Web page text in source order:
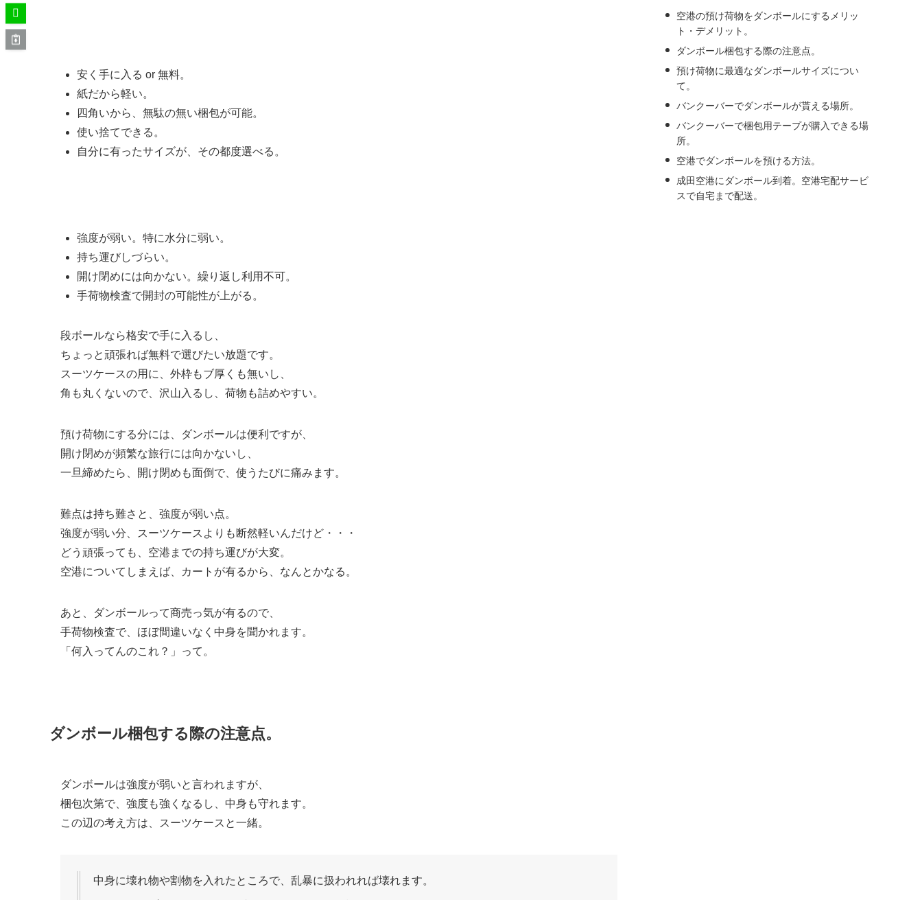
安く手に入る or 無料。
紙だから軽い。
四角いから、無駄の無い梱包が可能。
使い捨てできる。
自分に有ったサイズが、その都度選べる。
強度が弱い。特に水分に弱い。
持ち運びしづらい。
開け閉めには向かない。繰り返し利用不可。
手荷物検査で開封の可能性が上がる。
段ボールなら格安で手に入るし、
ちょっと頑張れば無料で選びたい放題です。
スーツケースの用に、外枠もブ厚くも無いし、
角も丸くないので、沢山入るし、荷物も詰めやすい。
預け荷物にする分には、ダンボールは便利ですが、
開け閉めが頻繁な旅行には向かないし、
一旦締めたら、開け閉めも面倒で、使うたびに痛みます。
難点は持ち難さと、強度が弱い点。
強度が弱い分、スーツケースよりも断然軽いんだけど・・・
どう頑張っても、空港までの持ち運びが大変。
空港についてしまえば、カートが有るから、なんとかなる。
あと、ダンボールって商売っ気が有るので、
手荷物検査で、ほぼ間違いなく中身を聞かれます。
「何入ってんのこれ？」って。
ダンボール梱包する際の注意点。
ダンボールは強度が弱いと言われますが、
梱包次第で、強度も強くなるし、中身も守れます。
この辺の考え方は、スーツケースと一緒。
中身に壊れ物や割物を入れたところで、乱暴に扱われれば壊れます。
空港の預け荷物をダンボールにするメリッ
ト・デメリット。
ダンボール梱包する際の注意点。
預け荷物に最適なダンボールサイズについ
て。
バンクーバーでダンボールが貰える場所。
バンクーバーで梱包用テープが購入できる場
所。
空港でダンボールを預ける方法。
成田空港にダンボール到着。空港宅配サービ
スで自宅まで配送。